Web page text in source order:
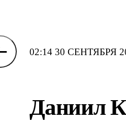
02:14 30 СЕНТЯБРЯ
Даниил